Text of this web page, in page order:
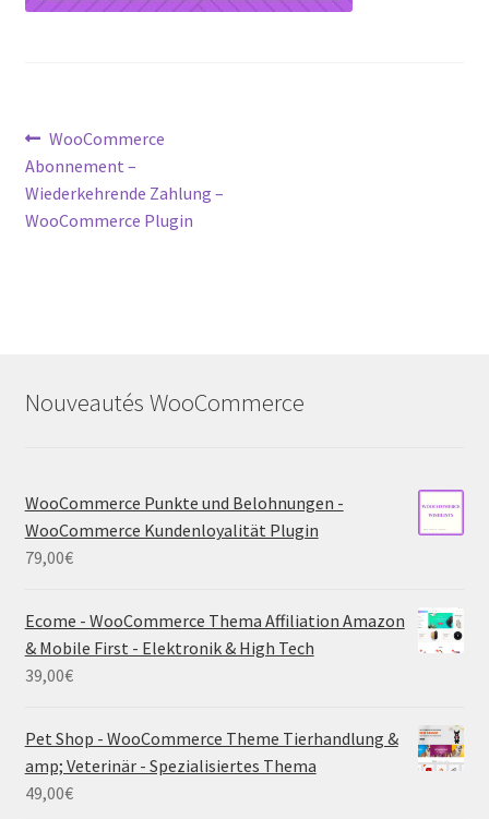
Post
navigation
Previous
post:
WooCommerce
Abonnement –
Wiederkehrende Zahlung –
WooCommerce Plugin
Nouveautés WooCommerce
WooCommerce Punkte und Belohnungen -
WooCommerce Kundenloyalität Plugin
79,00€
Ecome - WooCommerce Thema Affiliation Amazon
& Mobile First - Elektronik & High Tech
39,00€
Pet Shop - WooCommerce Theme Tierhandlung &
amp; Veterinär - Spezialisiertes Thema
49,00€